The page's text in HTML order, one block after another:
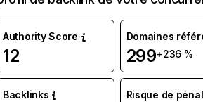
Authority Score
12
Domaines
299+236 %
Backlinks
Risque de